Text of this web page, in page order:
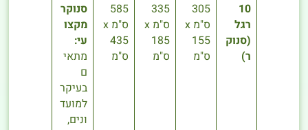
10
רגל
(סנוק
ר)
305
ס"מ x
155
ס"מ
335
ס"מ x
185
ס"מ
585
ס"מ x
435
ס"מ
סנוקר
מקצו
עי:
מתאי
ם
בעיקר
למועד
ונים,